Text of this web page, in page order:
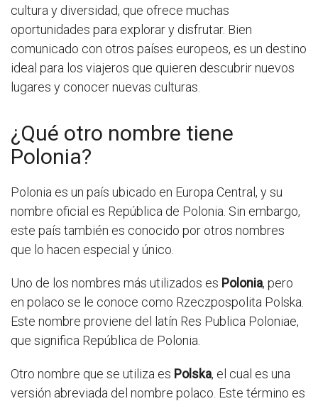
cultura y diversidad, que ofrece muchas
oportunidades para explorar y disfrutar. Bien
comunicado con otros países europeos, es un destino
ideal para los viajeros que quieren descubrir nuevos
lugares y conocer nuevas culturas.
¿Qué otro nombre tiene
Polonia?
Polonia es un país ubicado en Europa Central, y su
nombre oficial es República de Polonia. Sin embargo,
este país también es conocido por otros nombres
que lo hacen especial y único.
Uno de los nombres más utilizados es Polonia, pero
en polaco se le conoce como Rzeczpospolita Polska.
Este nombre proviene del latín Res Publica Poloniae,
que significa República de Polonia.
Otro nombre que se utiliza es Polska, el cual es una
versión abreviada del nombre polaco. Este término es